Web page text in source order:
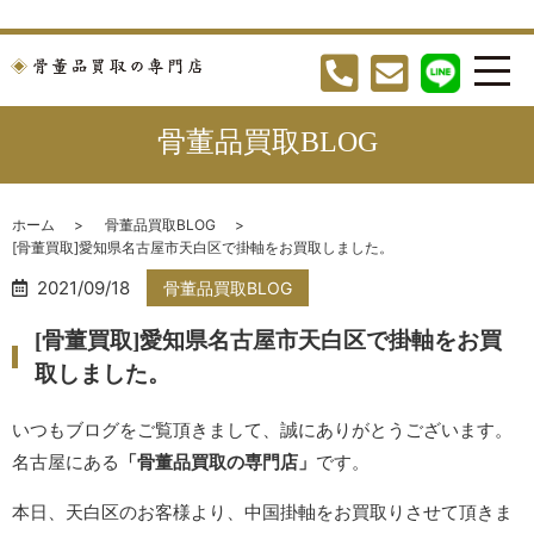
骨董品買取BLOG
ホーム
骨董品買取BLOG
[骨董買取]愛知県名古屋市天白区で掛軸をお買取しました。
2021/09/18 骨董品買取BLOG
[骨董買取]愛知県名古屋市天白区で掛軸をお買
取しました。
いつもブログをご覧頂きまして、誠にありがとうございます。
名古屋にある 「骨董品買取の専門店」 です。
本日、天白区のお客様より、中国掛軸をお買取りさせて頂きま